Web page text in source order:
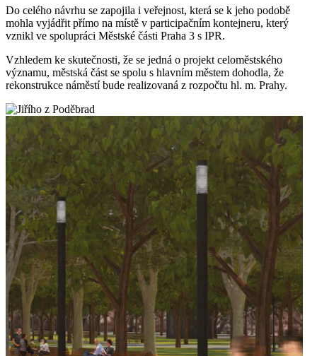
Do celého návrhu se zapojila i veřejnost, která se k jeho podobě
mohla vyjádřit přímo na místě v participačním kontejneru, který
vznikl ve spolupráci Městské části Praha 3 s IPR.
Vzhledem ke skutečnosti, že se jedná o projekt celoměstského
významu, městská část se spolu s hlavním městem dohodla, že
rekonstrukce náměstí bude realizovaná z rozpočtu hl. m. Prahy.